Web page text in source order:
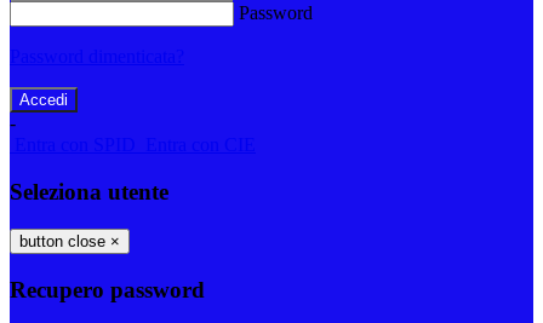
Password
-
Seleziona utente
button close ×
Recupero password